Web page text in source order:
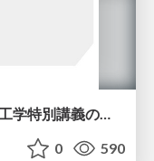
東京大学工学部計数工学科、計数工学特別講義の説明資料
0 590